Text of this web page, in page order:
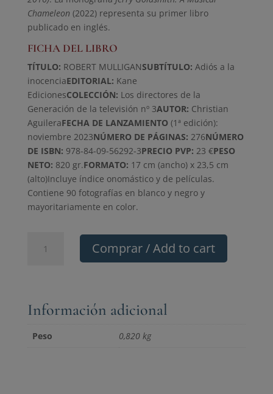
Chameleon (2022) representa su primer libro
publicado en inglés.
FICHA DEL LIBRO
TÍTULO: ROBERT MULLIGANSUBTÍTULO: Adiós a la
inocenciaEDITORIAL: Kane
EdicionesCOLECCIÓN: Los directores de la
Generación de la televisión nº 3AUTOR: Christian
AguileraFECHA DE LANZAMIENTO (1ª edición):
noviembre 2023NÚMERO DE PÁGINAS: 276NÚMERO
DE ISBN: 978-84-09-56292-3PRECIO PVP: 23 €PESO
NETO: 820 gr.FORMATO: 17 cm (ancho) x 23,5 cm
(alto)Incluye índice onomástico y de películas.
Contiene 90 fotografías en blanco y negro y
mayoritariamente en color.
MULLIGAN:
inocencia
Comprar / Add to cart
Información adicional
Peso 0,820 kg